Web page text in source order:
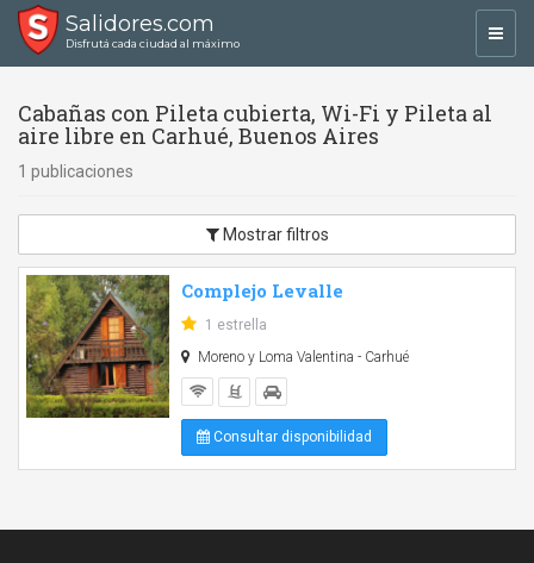
Salidores.com
Disfrutá cada ciudad al máximo
Cabañas con Pileta cubierta, Wi-Fi y Pileta al
aire libre en Carhué, Buenos Aires
1 publicaciones
Mostrar filtros
Complejo Levalle
1 estrella
Moreno y Loma Valentina - Carhué
Consultar disponibilidad